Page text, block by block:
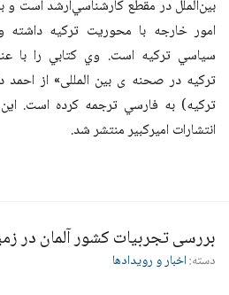
امور خارجه با محوريت تركيه
سياسي تركيه است. وي كتابي را با
ترکیه در صحنه ی بین المللی» از احمد
انتشارات امیرکبیر منتشر شد.
بررسی تجربیات کشور آلمان در
دسته:اخبار و رویدادها